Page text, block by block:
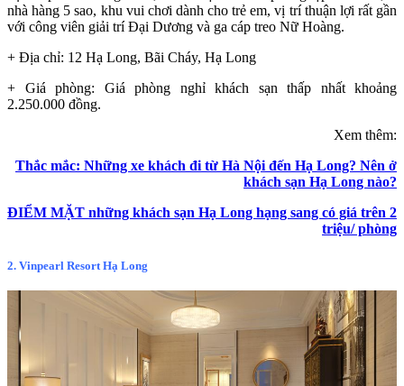
nhà hàng 5 sao, khu vui chơi dành cho trẻ em, vị trí thuận lợi rất gần
với công viên giải trí Đại Dương và ga cáp treo Nữ Hoàng.
+ Địa chỉ: 12 Hạ Long, Bãi Cháy, Hạ Long
+ Giá phòng: Giá phòng nghỉ khách sạn thấp nhất khoảng
2.250.000 đồng.
Xem thêm:
Thắc mắc: Những xe khách đi từ Hà Nội đến Hạ Long? Nên ở
khách sạn Hạ Long nào?
ĐIỂM MẶT những khách sạn Hạ Long hạng sang có giá trên 2
triệu/ phòng
2. Vinpearl Resort Hạ Long